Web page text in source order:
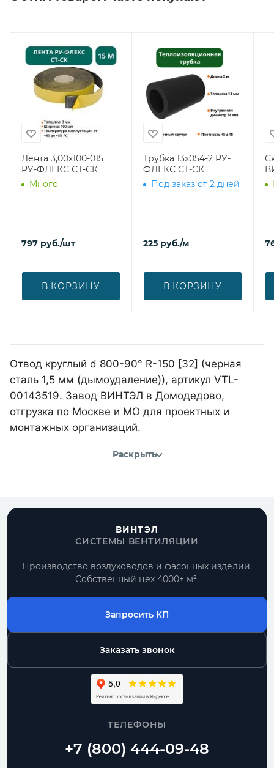
Лента 3,00х100-015
РУ-ФЛЕКС СТ-СК
Много
797 руб./шт
В КОРЗИНУ
Трубка 13х054-2 РУ-
ФЛЕКС СТ-СК
Под заказ от 2 дней
225 руб./м
В КОРЗИНУ
Отвод круглый d 800-90° R-150 [32] (черная
сталь 1,5 мм (дымоудаление)), артикул VTL-
00143519. Завод ВИНТЭЛ в Домодедово,
отгрузка по Москве и МО для проектных и
монтажных организаций.
Раскрыть
ВИНТЭЛ
СИСТЕМЫ ВЕНТИЛЯЦИИ
Производство воздуховодов и фасонных изделий.
Собственный цех 4000+ м².
Запросить КП
Заказать звонок
ТЕЛЕФОНЫ